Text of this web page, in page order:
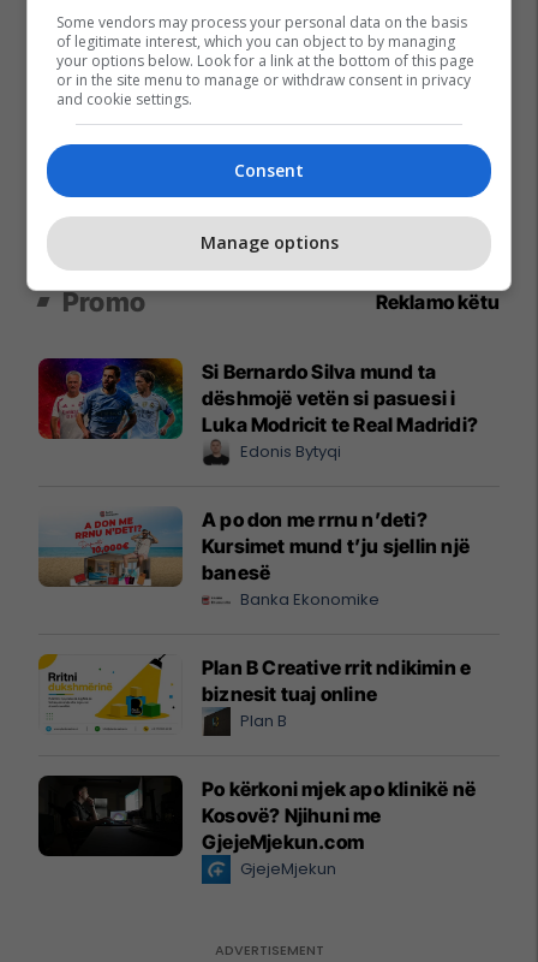
Promo Reklamo këtu
Si Bernardo Silva mund ta
dëshmojë vetën si pasuesi i
Luka Modricit te Real Madridi?
Edonis Bytyqi
A po don me rrnu n’deti?
Kursimet mund t’ju sjellin një
banesë
Banka Ekonomike
Plan B Creative rrit ndikimin e
biznesit tuaj online
Plan B
Po kërkoni mjek apo klinikë në
Kosovë? Njihuni me
GjejeMjekun.com
GjejeMjekun
Some vendors may process your personal data on the basis
of legitimate interest, which you can object to by managing
your options below. Look for a link at the bottom of this page
or in the site menu to manage or withdraw consent in privacy
and cookie settings.
Consent
Manage options